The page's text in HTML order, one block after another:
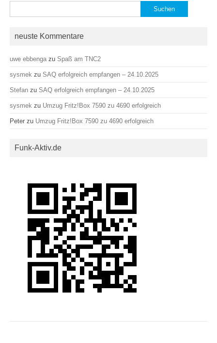
nach:
neuste Kommentare
uwe ebbenga zu Spaß am TNC2
sysmek zu SAQ erfolgreich empfangen – 24.10.2025
Stefan zu SAQ erfolgreich empfangen – 24.10.2025
sysmek zu Umzug Fritz!Box 7590 zu 4690 erfolgreich
Peter zu Umzug Fritz!Box 7590 zu 4690 erfolgreich
Funk-Aktiv.de